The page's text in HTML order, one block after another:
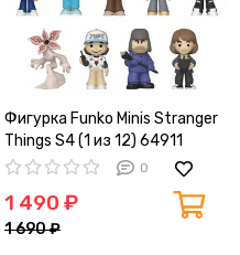
Фигурка Funko Minis Stranger
Things S4 (1 из 12) 64911
0
1 490 ₽
1 690 ₽